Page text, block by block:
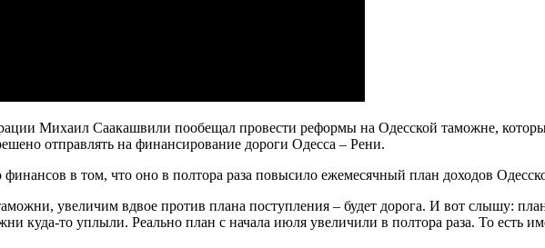
Михаил Саакашвили пообещал провести реформы на Одесской таможне,
отправлять на финансирование дороги Одесса – Рени.
в том, что оно в полтора раза повысило ежемесячный план доходов
увеличим вдвое против плана поступления – будет дорога. И вот слышу:
куда-то уплыли. Реально план с начала июля увеличили в полтора раза. То есть